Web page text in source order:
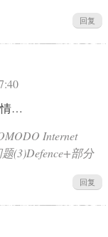
回复
情…
Internet
(3)Defence+部分
回复